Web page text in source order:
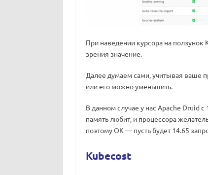
При наведении курсора на ползунок
зрения значение.
Далее думаем сами, учитывая ваше
или его можно уменьшить.
В данном случае у нас Apache Druid
память любит, и процессора
поэтому ОК — пусть будет 14.65
Kubecost